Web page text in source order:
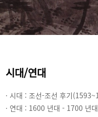
시대/연대
· 시대 : 조선-조선 후기
· 연대 : 1600 년대 - 1700 년대